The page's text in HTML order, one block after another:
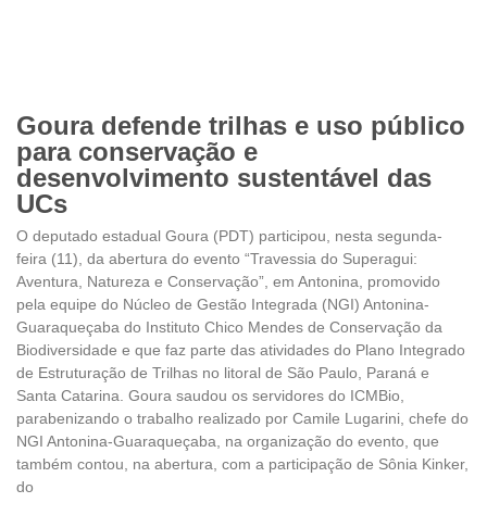
Goura defende trilhas e uso público
para conservação e
desenvolvimento sustentável das
UCs
O deputado estadual Goura (PDT) participou, nesta segunda-
feira (11), da abertura do evento “Travessia do Superagui:
Aventura, Natureza e Conservação”, em Antonina, promovido
pela equipe do Núcleo de Gestão Integrada (NGI) Antonina-
Guaraqueçaba do Instituto Chico Mendes de Conservação da
Biodiversidade e que faz parte das atividades do Plano Integrado
de Estruturação de Trilhas no litoral de São Paulo, Paraná e
Santa Catarina. Goura saudou os servidores do ICMBio,
parabenizando o trabalho realizado por Camile Lugarini, chefe do
NGI Antonina-Guaraqueçaba, na organização do evento, que
também contou, na abertura, com a participação de Sônia Kinker,
do